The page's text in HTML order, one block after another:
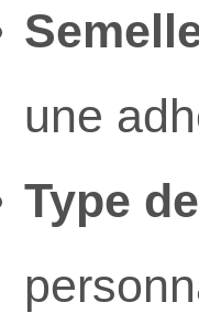
une
Type